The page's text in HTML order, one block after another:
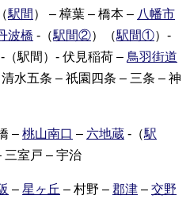
駅間 ） – 樟葉 – 橋本 – 八幡市
波橋 -（駅間②）（駅間①）-
-（駅間）- 伏見稲荷 – 鳥羽街道
水五条 – 祇園四条 – 三条 – 神
– 桃山南口 – 六地蔵 -（駅
三室戸 – 宇治
– 星ヶ丘 – 村野 – 郡津 – 交野